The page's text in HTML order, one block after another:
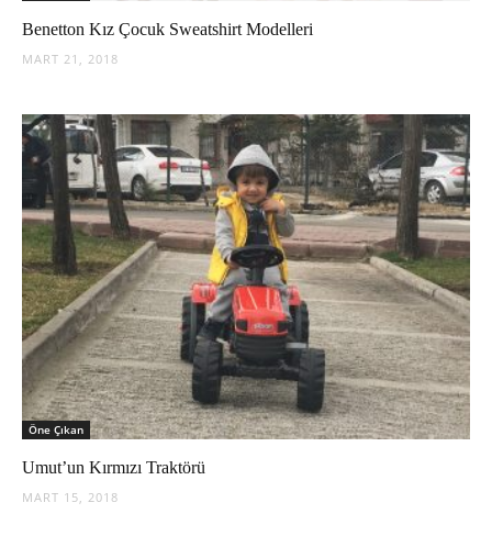
Benetton Kız Çocuk Sweatshirt Modelleri
MART 21, 2018
Öne Çıkan
Umut’un Kırmızı Traktörü
MART 15, 2018